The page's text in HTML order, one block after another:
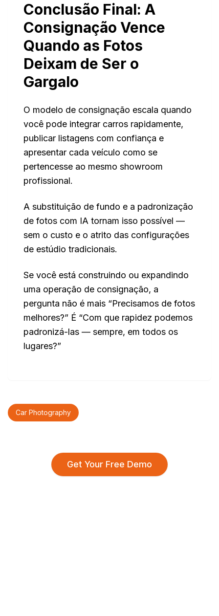
Conclusão Final: A
Consignação Vence
Quando as Fotos
Deixam de Ser o
Gargalo
O modelo de consignação escala quando
você pode integrar carros rapidamente,
publicar listagens com confiança e
apresentar cada veículo como se
pertencesse ao mesmo showroom
profissional.
A substituição de fundo e a padronização
de fotos com IA tornam isso possível —
sem o custo e o atrito das configurações
de estúdio tradicionais.
Se você está construindo ou expandindo
uma operação de consignação, a
pergunta não é mais “Precisamos de fotos
melhores?” É “Com que rapidez podemos
padronizá-las — sempre, em todos os
lugares?”
Car Photography
Get Your Free Demo